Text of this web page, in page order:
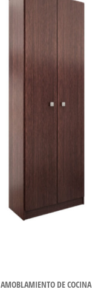
AMOBLAMIENTO DE COCINA